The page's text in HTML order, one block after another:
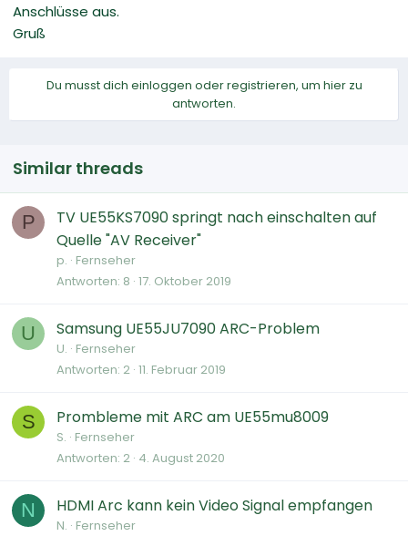
Anschlüsse aus.
Gruß
Du musst dich einloggen oder registrieren, um hier zu
antworten.
Similar threads
P
TV UE55KS7090 springt nach einschalten auf
Quelle "AV Receiver"
p. Fernseher
Antworten 8 17. Oktober 2019
U Samsung UE55JU7090 ARC-Problem
U. Fernseher
Antworten 2 11. Februar 2019
S Prombleme mit ARC am UE55mu8009
S. Fernseher
Antworten 2 4. August 2020
N HDMI Arc kann kein Video Signal empfangen
N. Fernseher